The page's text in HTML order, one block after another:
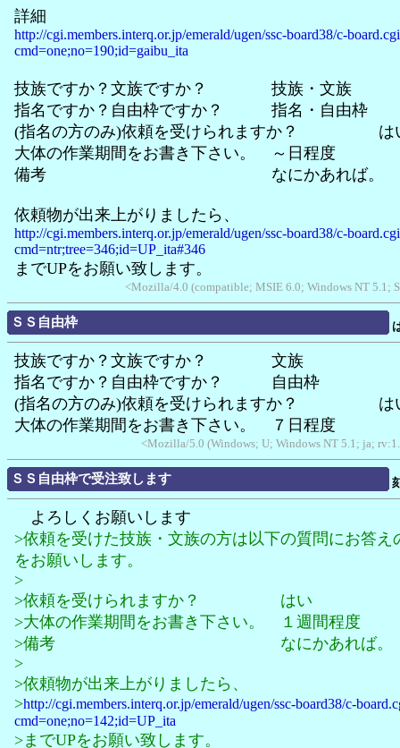
詳細
http://cgi.members.interq.or.jp/emerald/ugen/ssc-board38/c-
cmd=one;no=190;id=gaibu_ita
技族ですか？文族ですか？ 技族・文族
指名ですか？自由枠ですか？ 指名・自由枠
(指名の方のみ)依頼を受けられますか？ は
大体の作業期間をお書き下さい。 ～日程度
備考 なにかあれば。
依頼物が出来上がりましたら、
http://cgi.members.interq.or.jp/emerald/ugen/ssc-board38/c-
cmd=ntr;tree=346;id=UP_ita#346
までUPをお願い致します。
<Mozilla/4.0 (compatible; MSIE 6.0; Windows NT 5.1;
ＳＳ自由枠
技族ですか？文族ですか？ 文族
指名ですか？自由枠ですか？ 自由枠
(指名の方のみ)依頼を受けられますか？ は
大体の作業期間をお書き下さい。 ７日程度
<Mozilla/5.0 (Windows; U; Windows NT 5.1; ja;
ＳＳ自由枠で受注致します
よろしくお願いします
>依頼を受けた技族・文族の方は以下の質問にお答え
をお願いします。
>
>依頼を受けられますか？ はい
>大体の作業期間をお書き下さい。 １週間程度
>備考 なにかあれば。
>
>依頼物が出来上がりましたら、
>http://cgi.members.interq.or.jp/emerald/ugen/ssc-board38/c-
cmd=one;no=142;id=UP_ita
>までUPをお願い致します。